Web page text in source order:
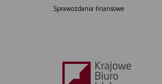
Sprawozdania finansowe